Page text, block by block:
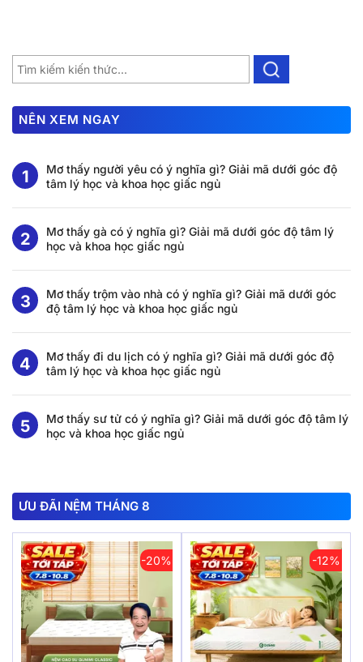
NÊN XEM NGAY
Mơ thấy người yêu có ý nghĩa gì? Giải mã dưới góc độ
tâm lý học và khoa học giấc ngủ
Mơ thấy gà có ý nghĩa gì? Giải mã dưới góc độ tâm lý
học và khoa học giấc ngủ
Mơ thấy trộm vào nhà có ý nghĩa gì? Giải mã dưới góc
độ tâm lý học và khoa học giấc ngủ
Mơ thấy đi du lịch có ý nghĩa gì? Giải mã dưới góc độ
tâm lý học và khoa học giấc ngủ
Mơ thấy sư tử có ý nghĩa gì? Giải mã dưới góc độ tâm lý
học và khoa học giấc ngủ
ƯU ĐÃI NỆM THÁNG 8
-20% -12%